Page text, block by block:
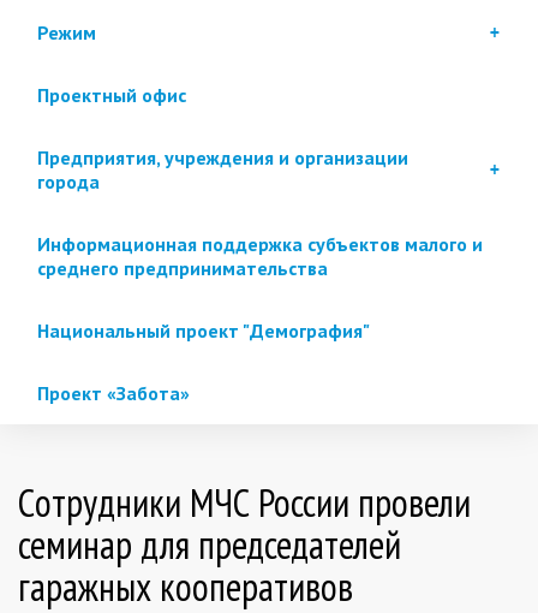
Режим
Проектный офис
Предприятия, учреждения и организации
города
Информационная поддержка субъектов малого и
среднего предпринимательства
Национальный проект "Демография"
Проект «Забота»
Cотрудники МЧС России провели
семинар для председателей
гаражных кооперативов